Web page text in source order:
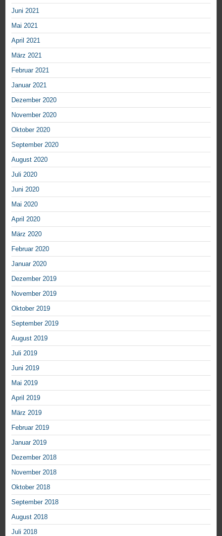
Juni 2021
Mai 2021
April 2021
März 2021
Februar 2021
Januar 2021
Dezember 2020
November 2020
Oktober 2020
September 2020
August 2020
Juli 2020
Juni 2020
Mai 2020
April 2020
März 2020
Februar 2020
Januar 2020
Dezember 2019
November 2019
Oktober 2019
September 2019
August 2019
Juli 2019
Juni 2019
Mai 2019
April 2019
März 2019
Februar 2019
Januar 2019
Dezember 2018
November 2018
Oktober 2018
September 2018
August 2018
Juli 2018